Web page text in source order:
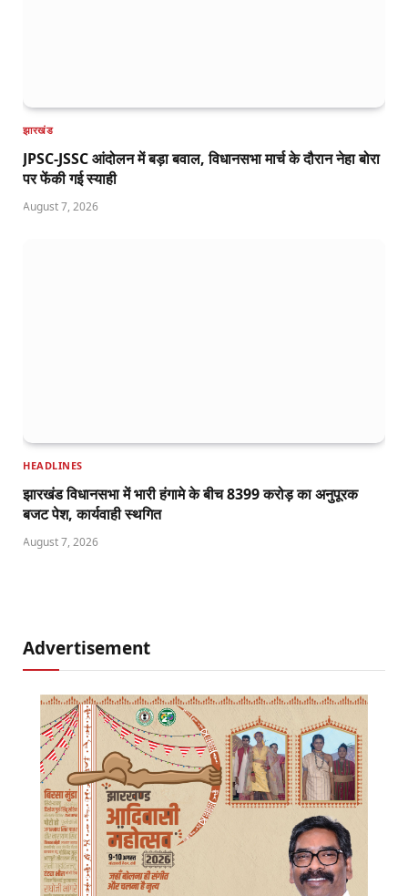
झारखंड
JPSC-JSSC आंदोलन में बड़ा बवाल, विधानसभा मार्च के दौरान नेहा बोरा
पर फेंकी गई स्याही
August 7, 2026
HEADLINES
झारखंड विधानसभा में भारी हंगामे के बीच 8399 करोड़ का अनुपूरक
बजट पेश, कार्यवाही स्थगित
August 7, 2026
Advertisement